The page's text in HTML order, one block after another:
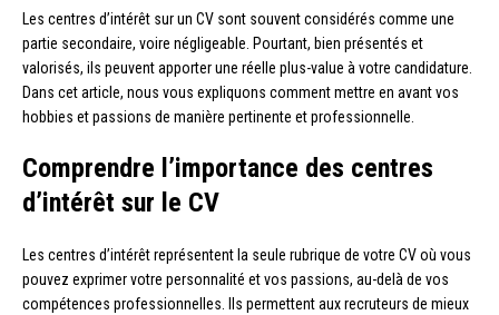
Les centres d’intérêt sur un CV sont souvent considérés comme une
partie secondaire, voire négligeable. Pourtant, bien présentés et
valorisés, ils peuvent apporter une réelle plus-value à votre candidature.
Dans cet article, nous vous expliquons comment mettre en avant vos
hobbies et passions de manière pertinente et professionnelle.
Comprendre l’importance des centres
d’intérêt sur le CV
Les centres d’intérêt représentent la seule rubrique de votre CV où vous
pouvez exprimer votre personnalité et vos passions, au-delà de vos
compétences professionnelles. Ils permettent aux recruteurs de mieux